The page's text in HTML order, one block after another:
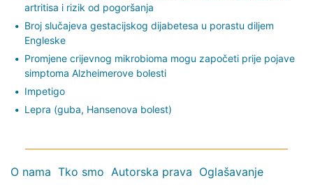
artritisa i rizik od pogoršanja
Broj slučajeva gestacijskog dijabetesa u porastu diljem
Engleske
Promjene crijevnog mikrobioma mogu započeti prije pojave
simptoma Alzheimerove bolesti
Impetigo
Lepra (guba, Hansenova bolest)
O nama Tko smo Autorska prava Oglašavanje